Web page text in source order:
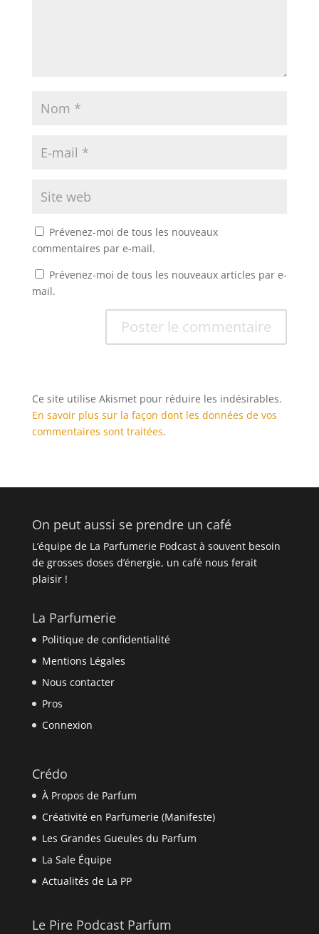
Prévenez-moi de tous les nouveaux
commentaires par e-mail.
Prévenez-moi de tous les nouveaux articles par e-
mail.
Ce site utilise Akismet pour réduire les indésirables.
En savoir plus sur la façon dont les données de vos
commentaires sont traitées.
On peut aussi se prendre un café
L’équipe de La Parfumerie Podcast à souvent besoin
de grosses doses d’énergie, un café nous ferait
plaisir !
La Parfumerie
Politique de confidentialité
Mentions Légales
Nous contacter
Pros
Connexion
Crédo
À Propos de Parfum
Créativité en Parfumerie (Manifeste)
Les Grandes Gueules du Parfum
La Sale Équipe
Actualités de La PP
Le Pire Podcast Parfum